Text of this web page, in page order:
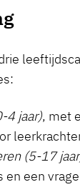
4 jaar), met
(5-17
en een